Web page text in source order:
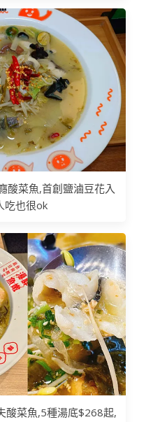
酸菜魚,首創鹽滷豆花入
吃也很ok
酸菜魚,5種湯底$268起,